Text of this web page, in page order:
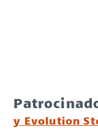
y Evolution